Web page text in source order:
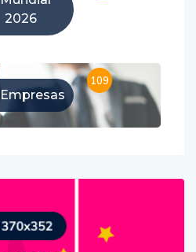
2026
Empresas
109